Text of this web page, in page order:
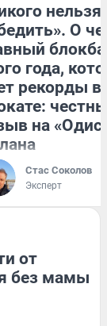
нельзя
О
года,
рекорды в
на
Стас Соколов
Эксперт
от
без мамы